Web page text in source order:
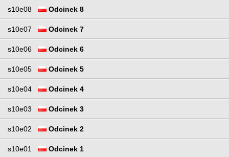
s10e08 Odcinek 8
s10e07 Odcinek 7
s10e06 Odcinek 6
s10e05 Odcinek 5
s10e04 Odcinek 4
s10e03 Odcinek 3
s10e02 Odcinek 2
s10e01 Odcinek 1